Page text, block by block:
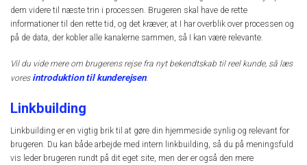
dem videre til næste trin i processen. Brugeren skal have de rette
informationer til den rette tid, og det kræver, at I har overblik over processen og
på de data, der kobler alle kanalerne sammen, så I kan være relevante.
Vil du vide mere om brugerens rejse fra nyt bekendtskab til reel kunde, så læs
vores introduktion til kunderejsen.
Linkbuilding
Linkbuilding er en vigtig brik til at gøre din hjemmeside synlig og relevant for
brugeren. Du kan både arbejde med intern linkbuilding, så du på meningsfuld
vis leder brugeren rundt på dit eget site, men der er også den mere